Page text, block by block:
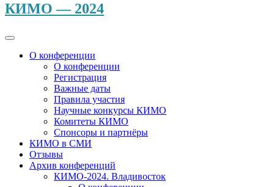
КИМО — 2024
О конференции
О конференции
Регистрация
Важные даты
Правила участия
Научные конкурсы КИМО
Комитеты КИМО
Спонсоры и партнёры
КИМО в СМИ
Отзывы
Архив конференций
КИМО-2024. Владивосток